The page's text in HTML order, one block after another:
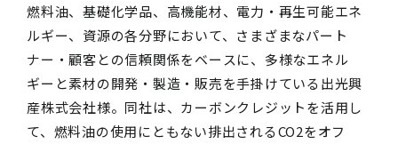
燃料油、基礎化学品、高機能材、電力・再生可能エネ
ルギー、資源の各分野において、さまざまなパート
ナー・顧客との信頼関係をベースに、多様なエネル
ギーと素材の開発・製造・販売を手掛けている出光興
産株式会社様。同社は、カーボンクレジットを活用し
て、燃料油の使用にともない排出されるCO2をオフ